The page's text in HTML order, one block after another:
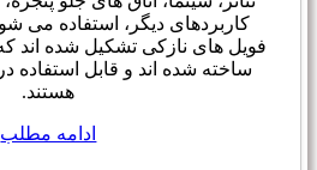
کاربردهای دیگر، استفاده می
فویل های نازکی تشکیل شده اند که
ساخته شده اند و قابل استفاده
هستند.
ادامه مطلب